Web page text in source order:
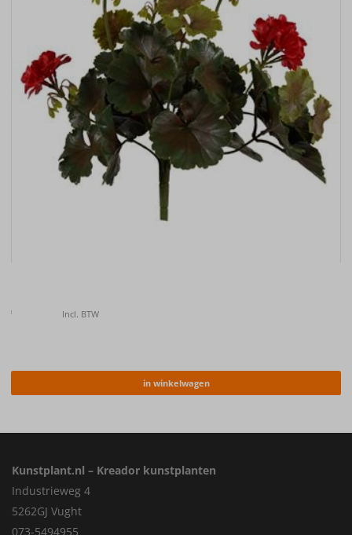
€ Incl. BTW
in winkelwagen
Kunstplant.nl – Kreador kunstplanten
Industrieweg 4
5262GJ Vught
073-5494955